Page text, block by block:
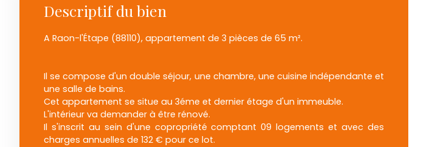
Descriptif du bien
A Raon-l'Étape (88110), appartement de 3 pièces de 65 m².
Il se compose d'un double séjour, une chambre, une cuisine indépendante et
une salle de bains.
Cet appartement se situe au 3éme et dernier étage d'un immeuble.
L'intérieur va demander à être rénové.
Il s'inscrit au sein d'une copropriété comptant 09 logements et avec des
charges annuelles de 132 € pour ce lot.